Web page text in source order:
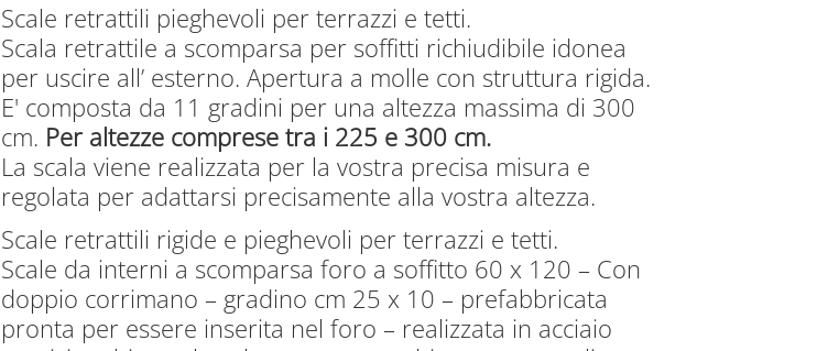
originale
era:
1.765,00€.
attuale
è:
1.606,00€.
Scale retrattili pieghevoli per terrazzi e tetti.
Scala retrattile a scomparsa per soffitti richiudibile idonea
per uscire all’ esterno. Apertura a molle con struttura rigida.
E' composta da 11 gradini per una altezza massima di 300
cm. Per altezze comprese tra i 225 e 300 cm.
La scala viene realizzata per la vostra precisa misura e
regolata per adattarsi precisamente alla vostra altezza.
Scale retrattili rigide e pieghevoli per terrazzi e tetti.
Scale da interni a scomparsa foro a soffitto 60 x 120 – Con
doppio corrimano – gradino cm 25 x 10 – prefabbricata
pronta per essere inserita nel foro – realizzata in acciaio